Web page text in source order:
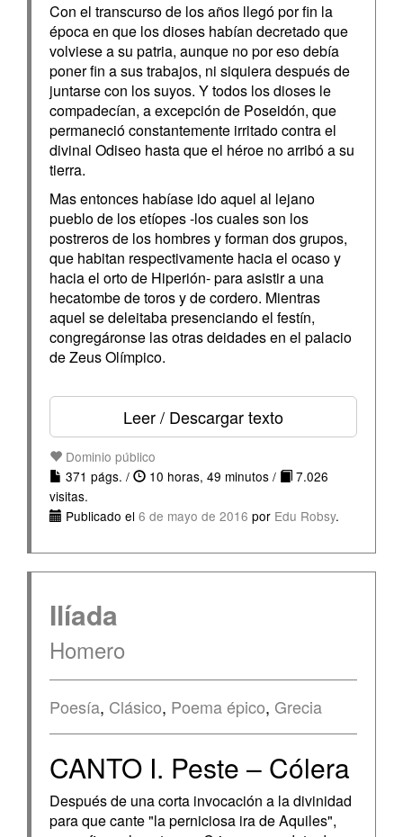
Con el transcurso de los años llegó por fin la
época en que los dioses habían decretado que
volviese a su patria, aunque no por eso debía
poner fin a sus trabajos, ni siquiera después de
juntarse con los suyos. Y todos los dioses le
compadecían, a excepción de Poseidón, que
permaneció constantemente irritado contra el
divinal Odiseo hasta que el héroe no arribó a su
tierra.
Mas entonces habíase ido aquel al lejano
pueblo de los etíopes -los cuales son los
postreros de los hombres y forman dos grupos,
que habitan respectivamente hacia el ocaso y
hacia el orto de Hiperión- para asistir a una
hecatombe de toros y de cordero. Mientras
aquel se deleitaba presenciando el festín,
congregáronse las otras deidades en el palacio
de Zeus Olímpico.
Leer / Descargar texto
Dominio público
371 págs. /
10 horas, 49 minutos /
7.026
visitas.
Publicado el 6 de mayo de 2016 por Edu Robsy.
Ilíada
Homero
Poesía, Clásico, Poema épico, Grecia
CANTO I. Peste – Cólera
Después de una corta invocación a la divinidad
para que cante "la perniciosa ira de Aquiles",